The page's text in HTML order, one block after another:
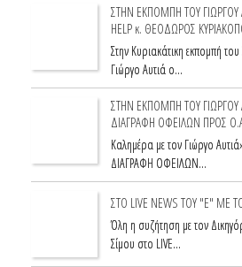
ΣΤΗΝ ΕΚΠΟΜΠΗ ΤΟΥ ΓΙΩΡΓΟΥ
HELP κ. ΘΕΟΔΩΡΟΣ
Στην Κυριακάτικη εκπομπή
Γιώργο Αυτιά ο…
ΣΤΗΝ ΕΚΠΟΜΠΗ ΤΟΥ
ΔΙΑΓΡΑΦΗ ΟΦΕΙΛΩΝ ΠΡΟΣ
Καλημέρα με τον Γιώργο
ΔΙΑΓΡΑΦΗ ΟΦΕΙΛΩΝ…
ΣΤΟ LIVE NEWS ΤΟΥ "Ε" ΜΕ
Όλη η συζήτηση με τον
Σίμου στο LIVE…